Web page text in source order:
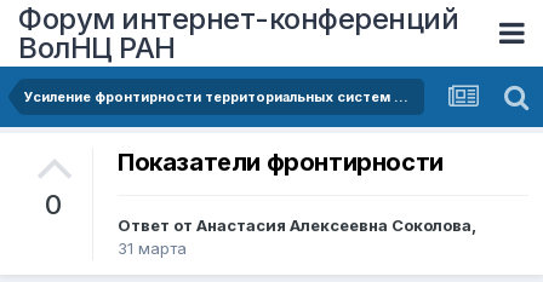
Форум интернет-конференций
ВолНЦ РАН
Усиление фронтирности территориальных систем и демографические риски для российских регионов юго-западного приграничья
0
Показатели фронтирности
Ответ от Анастасия Алексеевна Соколова,
31 марта